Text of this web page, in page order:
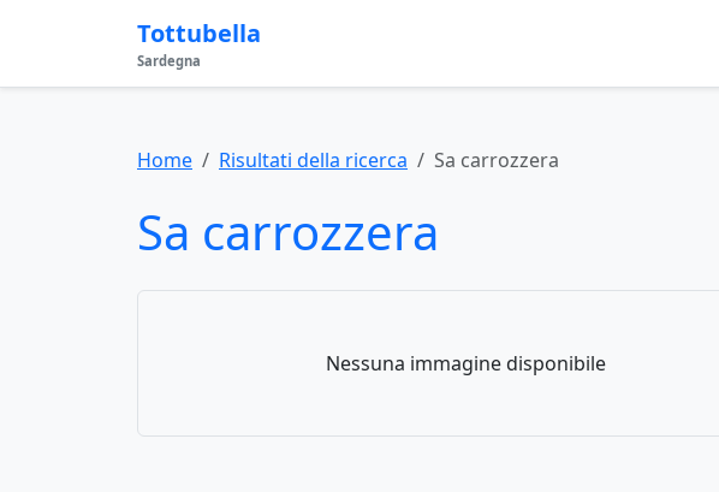
Tottubella
Sardegna
Home Risultati della ricerca Sa carrozzera
Sa carrozzera
Nessuna immagine disponibile